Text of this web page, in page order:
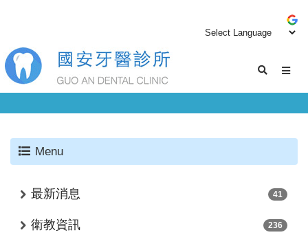
Menu
最新消息 41
衛教資訊 236